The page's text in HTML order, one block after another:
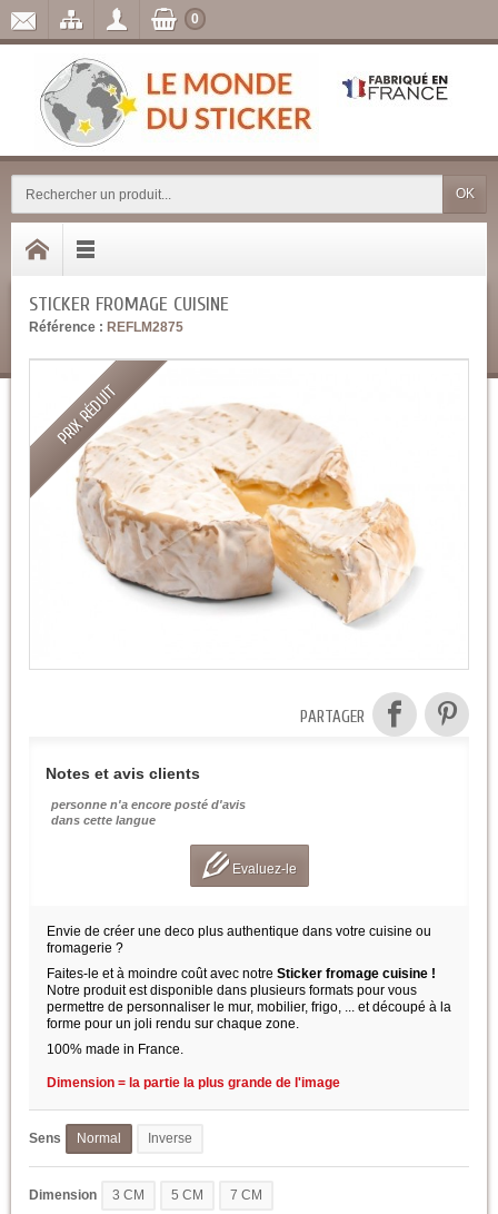
OK
0
STICKER FROMAGE CUISINE
Référence : REFLM2875
PRIX RÉDUIT
PARTAGER
Notes et avis clients
personne n'a encore posté d'avis
dans cette langue
Evaluez-le
Envie de créer une deco plus authentique dans votre cuisine ou
fromagerie ?
Faites-le et à moindre coût avec notre Sticker fromage cuisine !
Notre produit est disponible dans plusieurs formats pour vous
permettre de personnaliser le mur, mobilier, frigo, ... et découpé à la
forme pour un joli rendu sur chaque zone.
100% made in France.
Dimension = la partie la plus grande de l'image
Sens Normal Inverse
Dimension 3 CM 5 CM 7 CM